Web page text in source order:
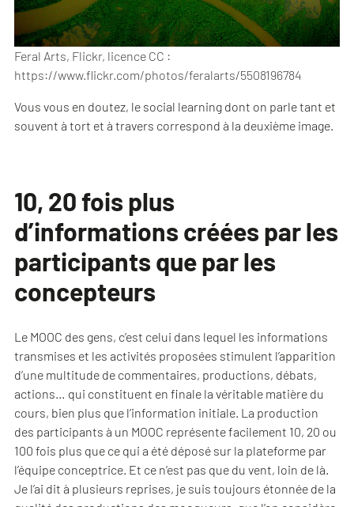
Feral Arts, Flickr, licence CC :
https://www.flickr.com/photos/feralarts/5508196784
Vous vous en doutez, le social learning dont on parle tant et
souvent à tort et à travers correspond à la deuxième image.
10, 20 fois plus
d’informations créées par les
participants que par les
concepteurs
Le MOOC des gens, c’est celui dans lequel les informations
transmises et les activités proposées stimulent l’apparition
d’une multitude de commentaires, productions, débats,
actions… qui constituent en finale la véritable matière du
cours, bien plus que l’information initiale. La production
des participants à un MOOC représente facilement 10, 20 ou
100 fois plus que ce qui a été déposé sur la plateforme par
l’équipe conceptrice. Et ce n’est pas que du vent, loin de là.
Je l’ai dit à plusieurs reprises, je suis toujours étonnée de la